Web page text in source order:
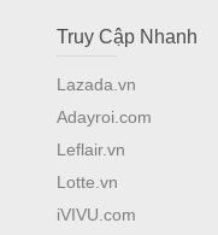
Truy Cập Nhanh
Lazada.vn
Adayroi.com
Leflair.vn
Lotte.vn
iVIVU.com